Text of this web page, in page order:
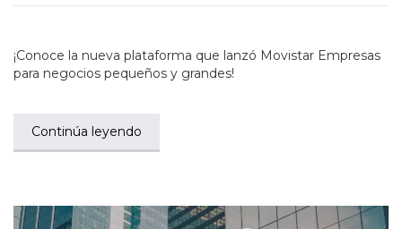
¡Conoce la nueva plataforma que lanzó Movistar Empresas
para negocios pequeños y grandes!
Continúa leyendo